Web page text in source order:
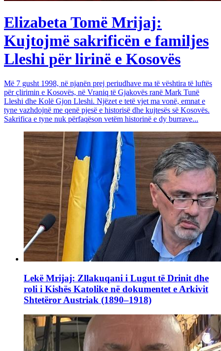
Elizabeta Tomë Mrijaj:
Kujtojmë sakrificën e familjes
Lleshi për lirinë e Kosovës
Më 7 gusht 1998, në njanën prej periudhave ma të vështira të luftës
për çlirimin e Kosovës, në Vraniq të Gjakovës ranë Mark Tunë
Lleshi dhe Kolë Gjon Lleshi. Njëzet e tetë vjet ma vonë, emnat e
tyne vazhdojnë me qenë pjesë e historisë dhe kujtesës së Kosovës.
Sakrifica e tyne nuk përfaqëson vetëm historinë e dy burrave...
Lekë Mrijaj: Zllakuqani i Lugut të Drinit dhe
roli i Kishës Katolike në dokumentet e Arkivit
Shtetëror Austriak (1890–1918)